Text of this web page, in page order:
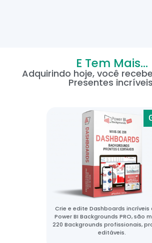
E Tem Mais...
Adquirindo hoje, você
Presentes
Crie e edite Dashboards incríveis
Power BI Backgrounds PRO, são
220 Backgrounds profissionais,
editáveis.